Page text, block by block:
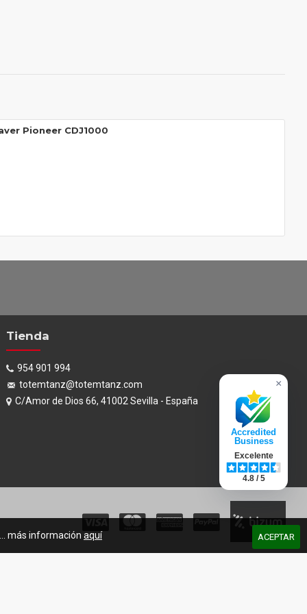
Pioneer CDJ1000
Tienda
954 901 994
totemtanz@totemtanz.com
C/Amor de Dios 66, 41002 Sevilla - España
ACEPTAR
más información aquí
×
Accredited
Business
Excelente
4.8 / 5